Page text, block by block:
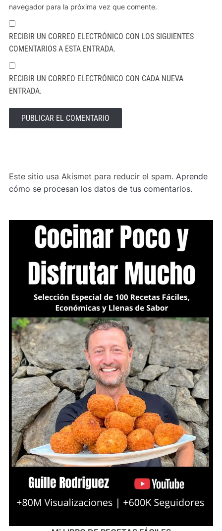
navegador para la próxima vez que comente.
RECIBIR UN CORREO ELECTRÓNICO CON LOS SIGUIENTES
COMENTARIOS A ESTA ENTRADA.
RECIBIR UN CORREO ELECTRÓNICO CON CADA NUEVA
ENTRADA.
Este sitio usa Akismet para reducir el spam. Aprende
cómo se procesan los datos de tus comentarios.